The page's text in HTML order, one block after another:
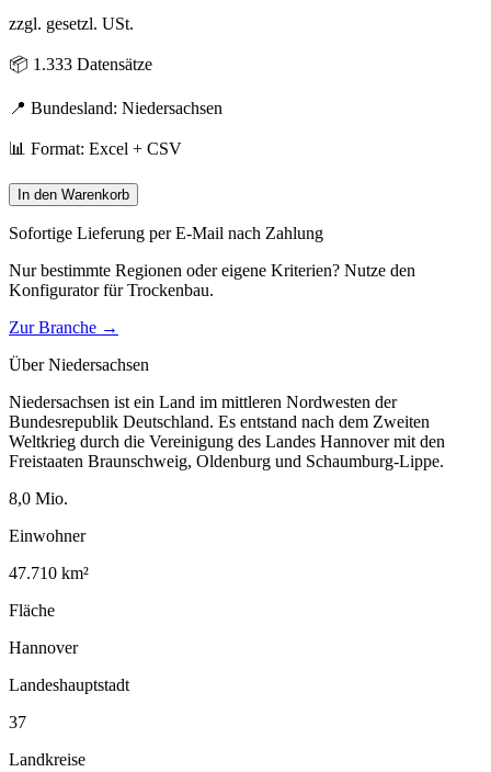
zzgl. gesetzl. USt.
📦 1.333 Datensätze
📍 Bundesland: Niedersachsen
📊 Format: Excel + CSV
In den Warenkorb
Sofortige Lieferung per E-Mail nach Zahlung
Nur bestimmte Regionen oder eigene Kriterien? Nutze den
Konfigurator fürTrockenbau.
Zur Branche →
ÜberNiedersachsen
Niedersachsen ist ein Land im mittleren Nordwesten der
Bundesrepublik Deutschland. Es entstand nach dem Zweiten
Weltkrieg durch die Vereinigung des Landes Hannover mit den
Freistaaten Braunschweig, Oldenburg und Schaumburg-Lippe.
8,0 Mio.
Einwohner
47.710 km²
Fläche
Hannover
Landeshauptstadt
37
Landkreise